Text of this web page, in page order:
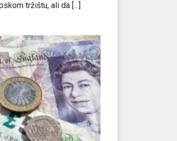
tržištu, ali da [...]